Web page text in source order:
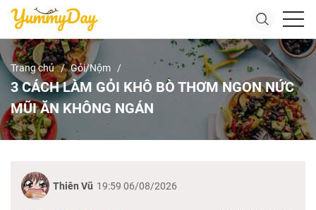
Trang chủ Gỏi/Nộm
3 CÁCH LÀM GỎI KHÔ BÒ THƠM NGON NỨC
MŨI ĂN KHÔNG NGÁN
Thiên Vũ 19:59 06/08/2026